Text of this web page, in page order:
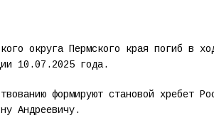
округа Пермского края погиб в
10.07.2025 года.
формируют становой хребет
Андреевичу.